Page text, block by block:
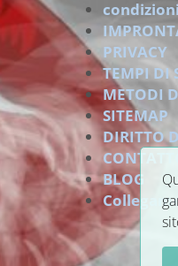
condizioni
PRIVACY
TEMPI DI
METODI
SITEMAP
DIRITTO
CONTATTO
BLOG